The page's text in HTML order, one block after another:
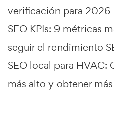
verificación para 2026
SEO KPIs: 9 métricas
seguir el rendimiento
SEO local para HVAC:
más alto y obtener